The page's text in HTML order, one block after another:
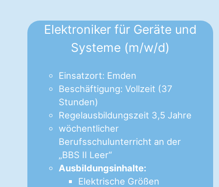
Elektroniker für Geräte und
Systeme (m/w/d)
Einsatzort: Emden
Beschäftigung: Vollzeit (37
Stunden)
Regelausbildungszeit 3,5 Jahre
wöchentlicher
Berufsschulunterricht an der
„BBS II Leer“
Ausbildungsinhalte:
Elektrische Größen